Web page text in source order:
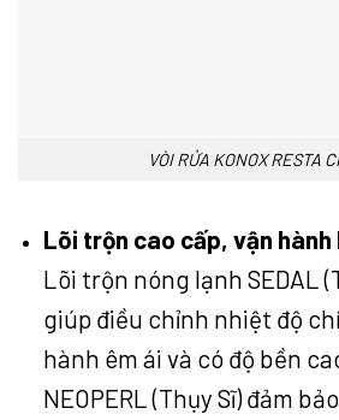
VÒI RỬA KONOX RESTA
Lõi trộn cao cấp, vận hành
Lõi trộn nóng lạnh SEDAL
giúp điều chỉnh nhiệt độ
hành êm ái và có độ bền
NEOPERL (Thụy Sĩ) đảm